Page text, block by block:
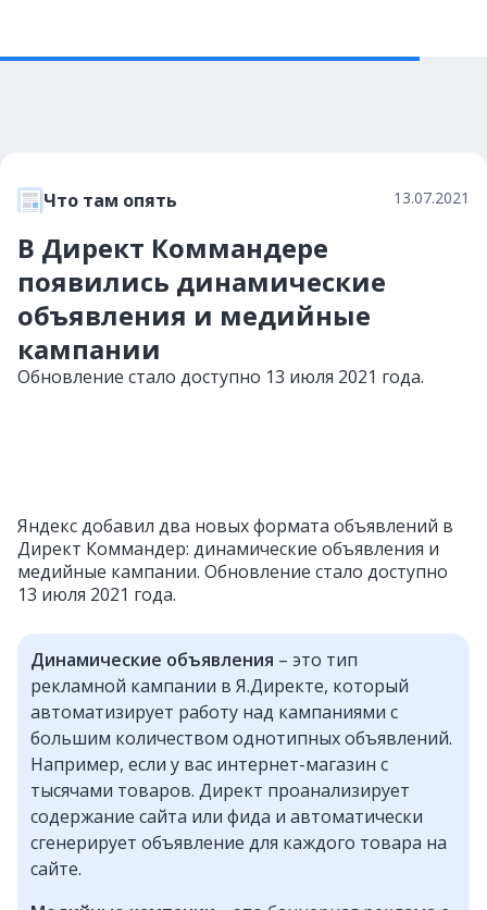
Что там опять 13.07.2021
В Директ Коммандере
появились динамические
объявления и медийные
кампании
Обновление стало доступно 13 июля 2021 года.
Яндекс добавил два новых формата объявлений в
Директ Коммандер: динамические объявления и
медийные кампании. Обновление стало доступно
13 июля 2021 года.
Динамические объявления – это тип
рекламной кампании в Я.Директе, который
автоматизирует работу над кампаниями с
большим количеством однотипных объявлений.
Например, если у вас интернет-магазин с
тысячами товаров. Директ проанализирует
содержание сайта или фида и автоматически
сгенерирует объявление для каждого товара на
сайте.